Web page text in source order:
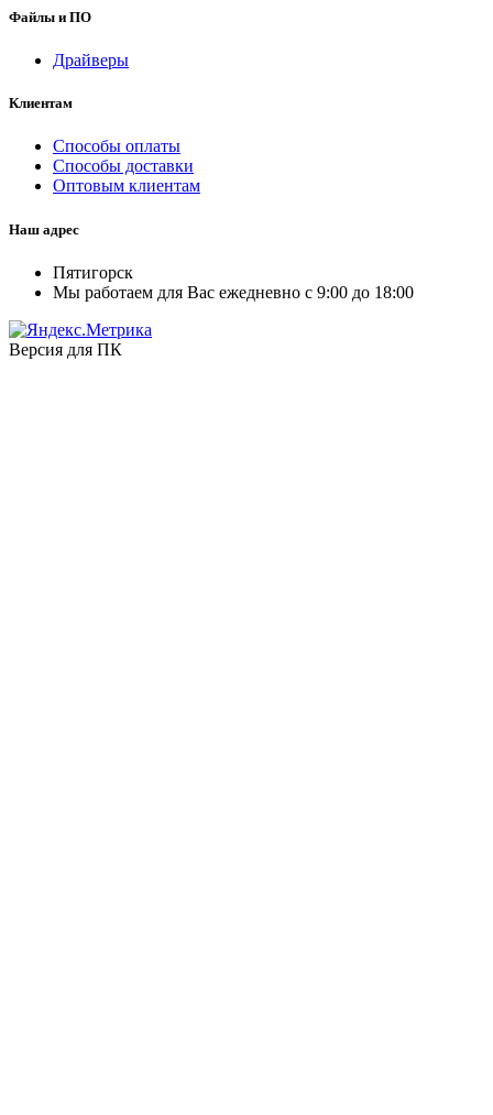
Файлы и ПО
Драйверы
Клиентам
Способы оплаты
Способы доставки
Оптовым клиентам
Наш адрес
Пятигорск
Мы работаем для Вас ежедневно с 9:00 до 18:00
Версия для ПК